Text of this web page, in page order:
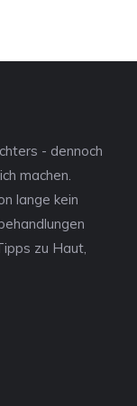
- dennoch
machen.
lange kein
zu Haut,